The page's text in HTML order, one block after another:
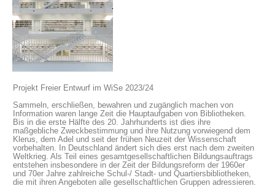
Projekt Freier Entwurf im WiSe 2023/24
Sammeln, erschließen, bewahren und zugänglich machen von
Information waren lange Zeit die Hauptaufgaben von Bibliotheken.
Bis in die erste Hälfte des 20. Jahrhunderts ist dies ihre
maßgebliche Zweckbestimmung und ihre Nutzung vorwiegend dem
Klerus, dem Adel und seit der frühen Neuzeit der Wissenschaft
vorbehalten. In Deutschland ändert sich dies erst nach dem zweiten
Weltkrieg. Als Teil eines gesamtgesellschaftlichen Bildungsauftrags
entstehen insbesondere in der Zeit der Bildungsreform der 1960er
und 70er Jahre zahlreiche Schul-/ Stadt- und Quartiersbibliotheken,
die mit ihren Angeboten alle gesellschaftlichen Gruppen adressieren.